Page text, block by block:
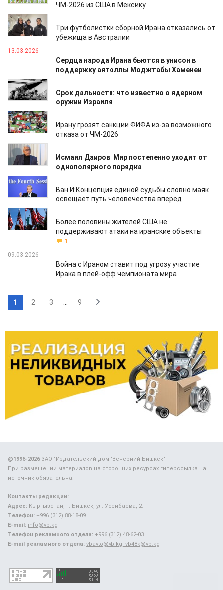
ЧМ-2026 из США в Мексику
16.03.2026
Три футболистки сборной Ирана отказались от
убежища в Австралии
13.03.2026
Сердца народа Ирана бьются в унисон в
поддержку аятоллы Моджтабы Хаменеи
12.03.2026
Срок дальности: что известно о ядерном
оружии Израиля
12.03.2026
Ирану грозят санкции ФИФА из-за возможного
отказа от ЧМ-2026
12.03.2026
Исмаил Даиров: Мир постепенно уходит от
однополярного порядка
10.03.2026
Ван И:Концепция единой судьбы словно маяк
освещает путь человечества вперед
10.03.2026
Более половины жителей США не
поддерживают атаки на иранские объекты
1
09.03.2026
Война с Ираном ставит под угрозу участие
Ирака в плей-офф чемпионата мира
1 2 3 9
@1996-2026ЗАО "Издательский дом "Вечерний Бишкек"
При размещении материалов на сторонних ресурсах гиперссылка на
источник обязательна.
Контакты редакции:
Адрес: Кыргызстан, г. Бишкек, ул. Усенбаева, 2.
Телефон: +996 (312) 88-18-09.
E-mail: info@vb.kg
Телефон рекламного отдела: +996 (312) 48-62-03.
E-mail рекламного отдела: vbavto@vb.kg, vb48k@vb.kg